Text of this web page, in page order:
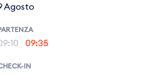
Agosto
09:35
IN